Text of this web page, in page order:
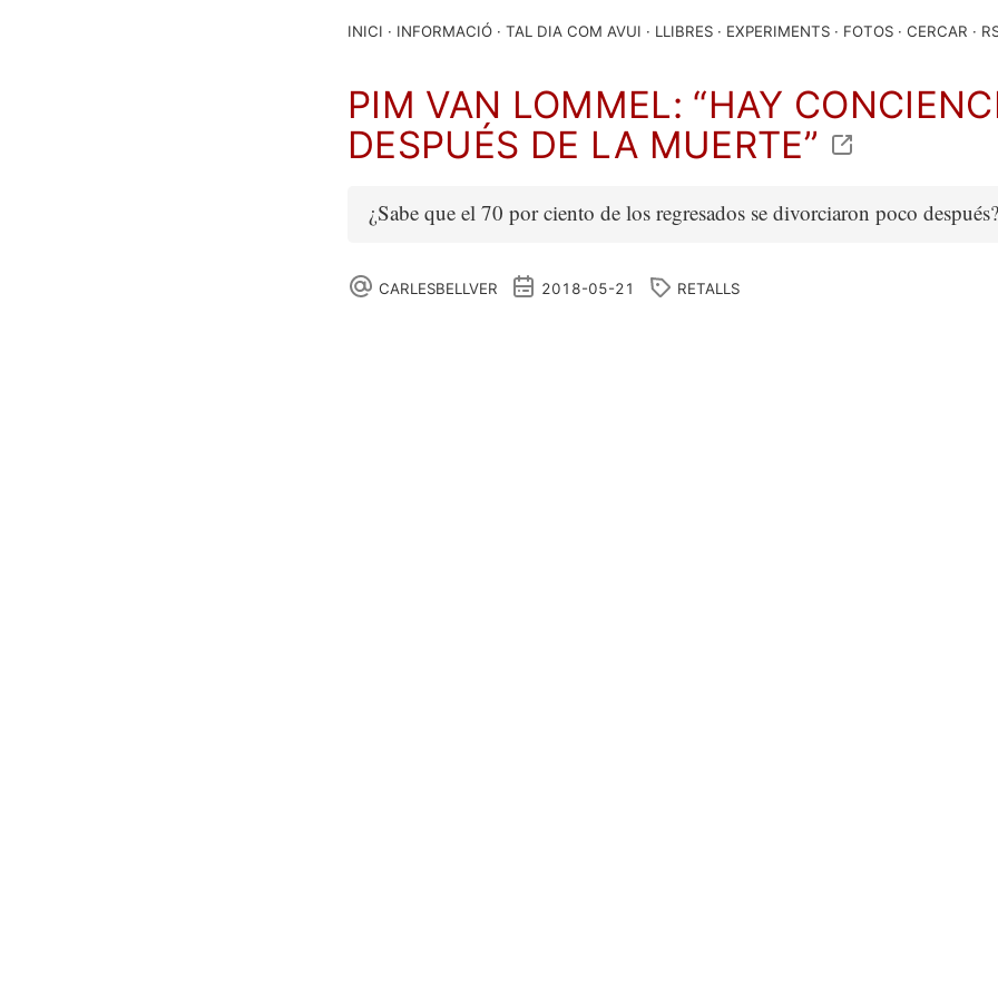
INICI INFORMACIÓ TAL DIA COM AVUI LLIBRES EXPERIMENTS FOTOS CERCAR
PIM VAN LOMMEL: “HAY
DESPUÉS DE LA MUERTE”
¿Sabe que el 70 por ciento de los regresados se divorciaron poco después?
CARLESBELLVER 2018-05-21 RETALLS